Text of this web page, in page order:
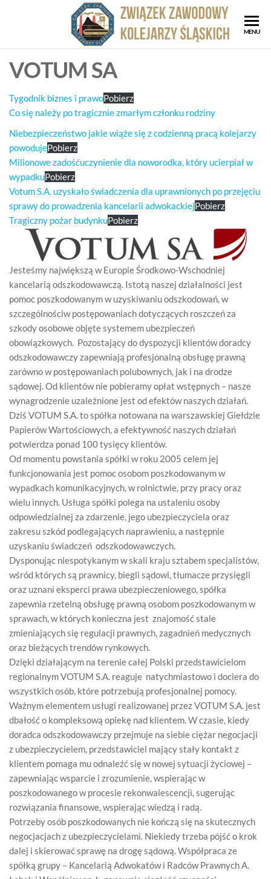
MENU
VOTUM SA
Tygodnik biznes i prawoPobierz
Co się należy po tragicznie zmarłym członku rodziny
Niebezpieczeństwo jakie wiąże się z codzienną pracą kolejarzy
powodujePobierz
Milionowe zadośćuczynienie dla noworodka, który ucierpiał w
wypadkuPobierz
Votum S.A. uzyskało świadczenia dla uprawnionych po przejęciu
sprawy do prowadzenia kancelarii adwokackiejPobierz
Tragiczny pożar budynkuPobierz
Jesteśmy największą w Europie Środkowo-Wschodniej
kancelarią odszkodowawczą. Istotą naszej działalności jest
pomoc poszkodowanym w uzyskiwaniu odszkodowań, w
szczególnościw postępowaniach dotyczących roszczeń za
szkody osobowe objęte systemem ubezpieczeń
obowiązkowych. Pozostający do dyspozycji klientów doradcy
odszkodowawczy zapewniają profesjonalną obsługę prawną
zarówno w postępowaniach polubownych, jak i na drodze
sądowej. Od klientów nie pobieramy opłat wstępnych – nasze
wynagrodzenie uzależnione jest od efektów naszych działań.
Dziś VOTUM S.A. to spółka notowana na warszawskiej Giełdzie
Papierów Wartościowych, a efektywność naszych działań
potwierdza ponad 100 tysięcy klientów.
Od momentu powstania spółki w roku 2005 celem jej
funkcjonowania jest pomoc osobom poszkodowanym w
wypadkach komunikacyjnych, w rolnictwie, przy pracy oraz
wielu innych. Usługa spółki polega na ustaleniu osoby
odpowiedzialnej za zdarzenie, jego ubezpieczyciela oraz
zakresu szkód podlegających naprawieniu, a następnie
uzyskaniu świadczeń odszkodowawczych.
Dysponując niespotykanym w skali kraju sztabem specjalistów,
wśród których są prawnicy, biegli sądowi, tłumacze przysięgli
oraz uznani eksperci prawa ubezpieczeniowego, spółka
zapewnia rzetelną obsługę prawną osobom poszkodowanym w
sprawach, w których konieczna jest znajomość stale
zmieniających się regulacji prawnych, zagadnień medycznych
oraz bieżących trendów rynkowych.
Dzięki działającym na terenie całej Polski przedstawicielom
regionalnym VOTUM S.A. reaguje natychmiastowo i dociera do
wszystkich osób, które potrzebują profesjonalnej pomocy.
Ważnym elementem usługi realizowanej przez VOTUM S.A. jest
dbałość o kompleksową opiekę nad klientem. W czasie, kiedy
doradca odszkodowawczy przejmuje na siebie ciężar negocjacji
z ubezpieczycielem, przedstawiciel mający stały kontakt z
klientem pomaga mu odnaleźć się w nowej sytuacji życiowej –
zapewniając wsparcie i zrozumienie, wspierając w
poszkodowanego w procesie rekonwalescencji, sugerując
rozwiązania finansowe, wspierając wiedzą i radą.
Potrzeby osób poszkodowanych nie kończą się na skutecznych
negocjacjach z ubezpieczycielami. Niekiedy trzeba pójść o krok
dalej i skierować sprawę na drogę sądową. Współpraca ze
spółką grupy – Kancelarią Adwokatów i Radców Prawnych A.